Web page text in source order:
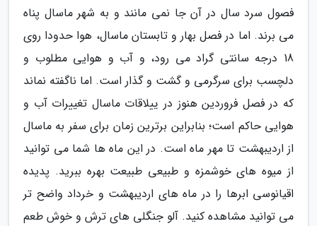
فصول سرد سال در آن جا نمی مانند و به شهر ماسال پناه
می برند. اما در فصل بهار و تابستان ماسال، هوا حدودا روی
18 درجه سانتی گراد می رود، و آب و هوایی مطلوب و
دلچسب برای سرگرمی و گشت و گذار است. اما ناگفته نماند
که در فصل فروردین هنوز در ییلاقات ماسال تغییرات آب و
هوایی حاکم است؛ بنابراین برترین زمان برای سفر به ماسال
از اردیبهشت تا مهر ماه است. در این ماه ها شما می توانید
از میوه های خوشمزه و طبیعی طبیعت بهره ببرید. پدیده
اقیانوسی ابرها را در ماه های اردیبهشت و خرداد واضح تر
می توانید مشاهده کنید. آلو جنگلی های ترش و خوش طعم